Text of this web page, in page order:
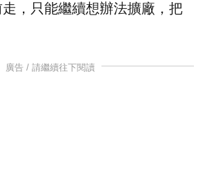
，只能繼續想辦法擴廠，把
廣告 / 請繼續往下閱讀